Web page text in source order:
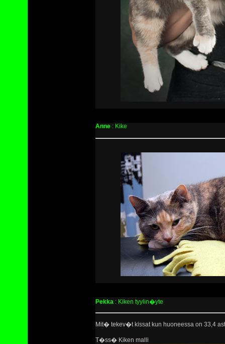
Anne : Kike
Pekka : Kiken tyylin�yte
Mit� tekev�t kissat kun huoneessa on 33,4
T�ss� Kiken malli